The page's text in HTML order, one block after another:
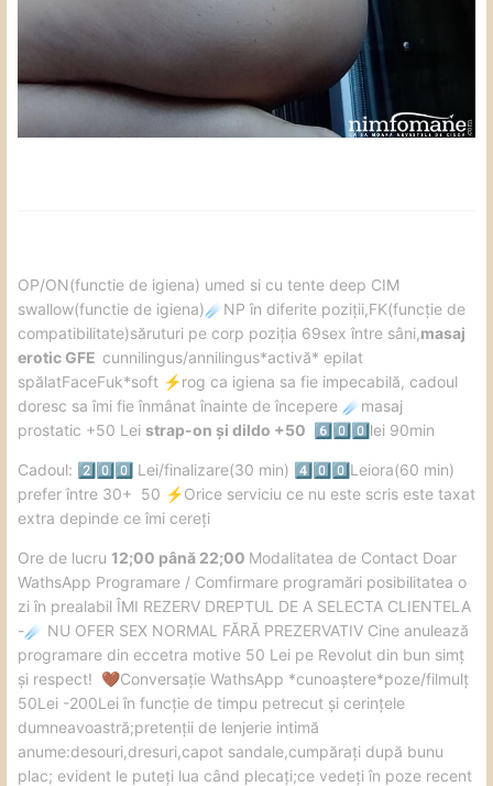
️OP/ON(functie de igiena) umed si cu tente deep CIM
swallow(functie de igiena)☄️ NP în diferite poziții,FK(funcție de
compatibilitate)săruturi pe corp poziția 69sex între sâni,masaj
erotic GFE cunnilingus/annilingus*activă* epilat
spălatFaceFuk*soft ⚡️rog ca igiena sa fie impecabilă, cadoul
doresc sa îmi fie înmânat înainte de începere ☄️ masaj
prostatic +50 Lei strap-on și dildo +50 6️⃣ 0️⃣ 0️⃣lei 90min
Cadoul: 2️⃣ 0️⃣ 0️⃣ Lei/finalizare(30 min) 4️⃣ 0️⃣ 0️⃣Leiora(60 min)
prefer între 30+ 50 ⚡️Orice serviciu ce nu este scris este taxat
extra depinde ce îmi cereți
️Ore de lucru 12;00 până 22;00 Modalitatea de Contact Doar
WathsApp Programare / Comfirmare programări posibilitatea o
zi în prealabil ÎMI REZERV DREPTUL DE A SELECTA CLIENTELA
-☄️ NU OFER SEX NORMAL FĂRĂ PREZERVATIV Cine anulează
programare din eccetra motive 50 Lei pe Revolut din bun simț
și respect! 🤎Conversație WathsApp *cunoaștere*poze/filmulț
50Lei -200Lei în funcție de timpu petrecut și cerințele
dumneavoastră;pretenții de lenjerie intimă
anume:desouri,dresuri,capot sandale,cumpărați după bunu
plac; evident le puteți lua când plecați;ce vedeți în poze recent